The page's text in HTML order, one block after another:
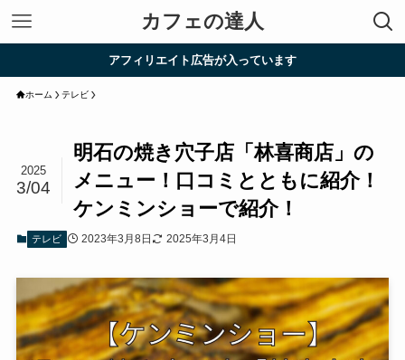
カフェの達人
アフィリエイト広告が入っています
ホーム テレビ
明石の焼き穴子店「林喜商店」の
メニュー！口コミとともに紹介！
ケンミンショーで紹介！
2025
3/04
テレビ 2023年3月8日 2025年3月4日